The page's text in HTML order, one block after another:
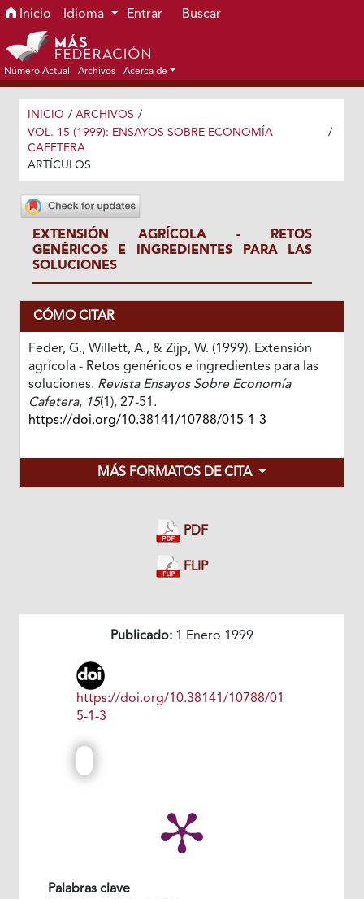
Ir al menú de navegación principal
Ir al contenido principal
Ir al pie de página del sitio
Inicio Idioma Entrar Buscar
Número Actual Archivos Acerca de
INICIO / ARCHIVOS /
VOL. 15 (1999): ENSAYOS SOBRE ECONOMÍA
CAFETERA
/
ARTÍCULOS
EXTENSIÓN AGRÍCOLA - RETOS
GENÉRICOS E INGREDIENTES PARA LAS
SOLUCIONES
CÓMO CITAR
Feder, G., Willett, A., & Zijp, W. (1999). Extensión
agrícola - Retos genéricos e ingredientes para las
soluciones. Revista Ensayos Sobre Economía
Cafetera, 15(1), 27-51.
https://doi.org/10.38141/10788/015-1-3
MÁS FORMATOS DE CITA
PDF
FLIP
Publicado: 1 Enero 1999
https://doi.org/10.38141/10788/01
5-1-3
Palabras clave